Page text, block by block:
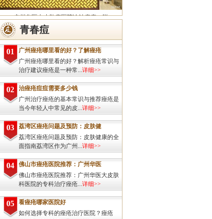
广州华医大皮肤病医院诊治痤疮、脱
发、灰指甲、荨麻疹、湿疹、皮炎、斑秃、
皮肤过敏、扁平疣、带状疱疹、皮肤瘙痒、
皮肤过敏等皮肤疾病的治疗方面...详细>>
青春痘
01
广州痤疮哪里看的好？了解痤疮
广州痤疮哪里看的好？解析痤疮常识与
治疗建议痤疮是一种常...详细>>
02
治痤疮痘痘需要多少钱
广州治疗痤疮的基本常识与推荐痤疮是
当今年轻人中常见的皮...详细>>
03
荔湾区痤疮问题及预防：皮肤健
荔湾区痤疮问题及预防：皮肤健康的全
面指南荔湾区作为广州...详细>>
04
佛山市痤疮医院推荐：广州华医
佛山市痤疮医院推荐：广州华医大皮肤
科医院的专科治疗痤疮...详细>>
05
看痤疮哪家医院好
如何选择专科的痤疮治疗医院？痤疮